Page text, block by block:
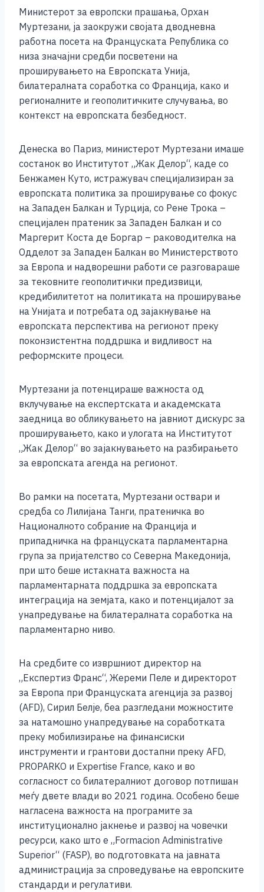
c
e
b
o
o
k
ss
e
n
g
er
tt
er
at
s
A
p
p
er ai
l
p
y
n
k
Министерот за европски прашања, Орхан
Муртезани, ја заокружи својата дводневна
работна посета на Француската Република со
низа значајни средби посветени на
проширувањето на Европската Унија,
билатералната соработка со Франција, како и
регионалните и геополитичките случувања, во
контекст на европската безбедност.
Денеска во Париз, министерот Муртезани имаше
состанок во Институтот „Жак Делор“, каде со
Бенжамен Куто, истражувач специјализиран за
европската политика за проширување со фокус
на Западен Балкан и Турција, со Рене Трока –
специјален пратеник за Западен Балкан и со
Маргерит Коста де Боргар – раководителка на
Одделот за Западен Балкан во Министерството
за Европа и надворешни работи се разговараше
за тековните геополитички предизвици,
кредибилитетот на политиката на проширување
на Унијата и потребата од зајакнување на
европската перспектива на регионот преку
поконзистентна поддршка и видливост на
реформските процеси.
Муртезани ја потенцираше важноста од
вклучување на експертската и академската
заедница во обликувањето на јавниот дискурс за
проширувањето, како и улогата на Институтот
„Жак Делор“ во зајакнувањето на разбирањето
за европската агенда на регионот.
Во рамки на посетата, Муртезани оствари и
средба со Лилијана Танги, пратеничка во
Националното собрание на Франција и
припадничка на француската парламентарна
група за пријателство со Северна Македонија,
при што беше истакната важноста на
парламентарната поддршка за европската
интеграција на земјата, како и потенцијалот за
унапредување на билатералната соработка на
парламентарно ниво.
На средбите со извршниот директор на
„Експертиз Франс“, Жереми Пеле и директорот
за Европа при Француската агенција за развој
(AFD), Сирил Белје, беа разгледани можностите
за натамошно унапредување на соработката
преку мобилизирање на финансиски
инструменти и грантови достапни преку AFD,
PROPARKO и Expertise France, како и во
согласност со билатералниот договор потпишан
меѓу двете влади во 2021 година. Особено беше
нагласена важноста на програмите за
институционално јакнење и развој на човечки
ресурси, како што е „Formacion Administrative
Superior“ (FASP), во подготовката на јавната
администрација за спроведување на европските
стандарди и регулативи.